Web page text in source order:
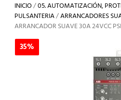
INICIO/05. AUTOMATIZACIÓN,
PULSANTERIA/ARRANCADORES
ARRANCADOR SUAVE 30A 24VCC
35%
35%